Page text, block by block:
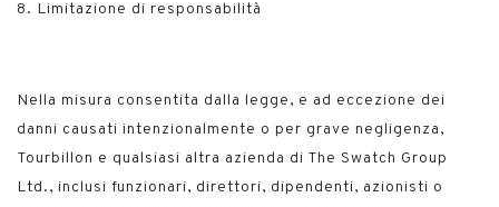
8. Limitazione di responsabilità
Nella misura consentita dalla legge, e ad eccezione dei
danni causati intenzionalmente o per grave negligenza,
Tourbillon e qualsiasi altra azienda di The Swatch Group
Ltd., inclusi funzionari, direttori, dipendenti, azionisti o